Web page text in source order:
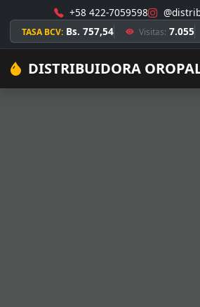
+58 422-7059598
TASA BCV: Bs. 757,54 Visitas: 7.055
DISTRIBUIDORA